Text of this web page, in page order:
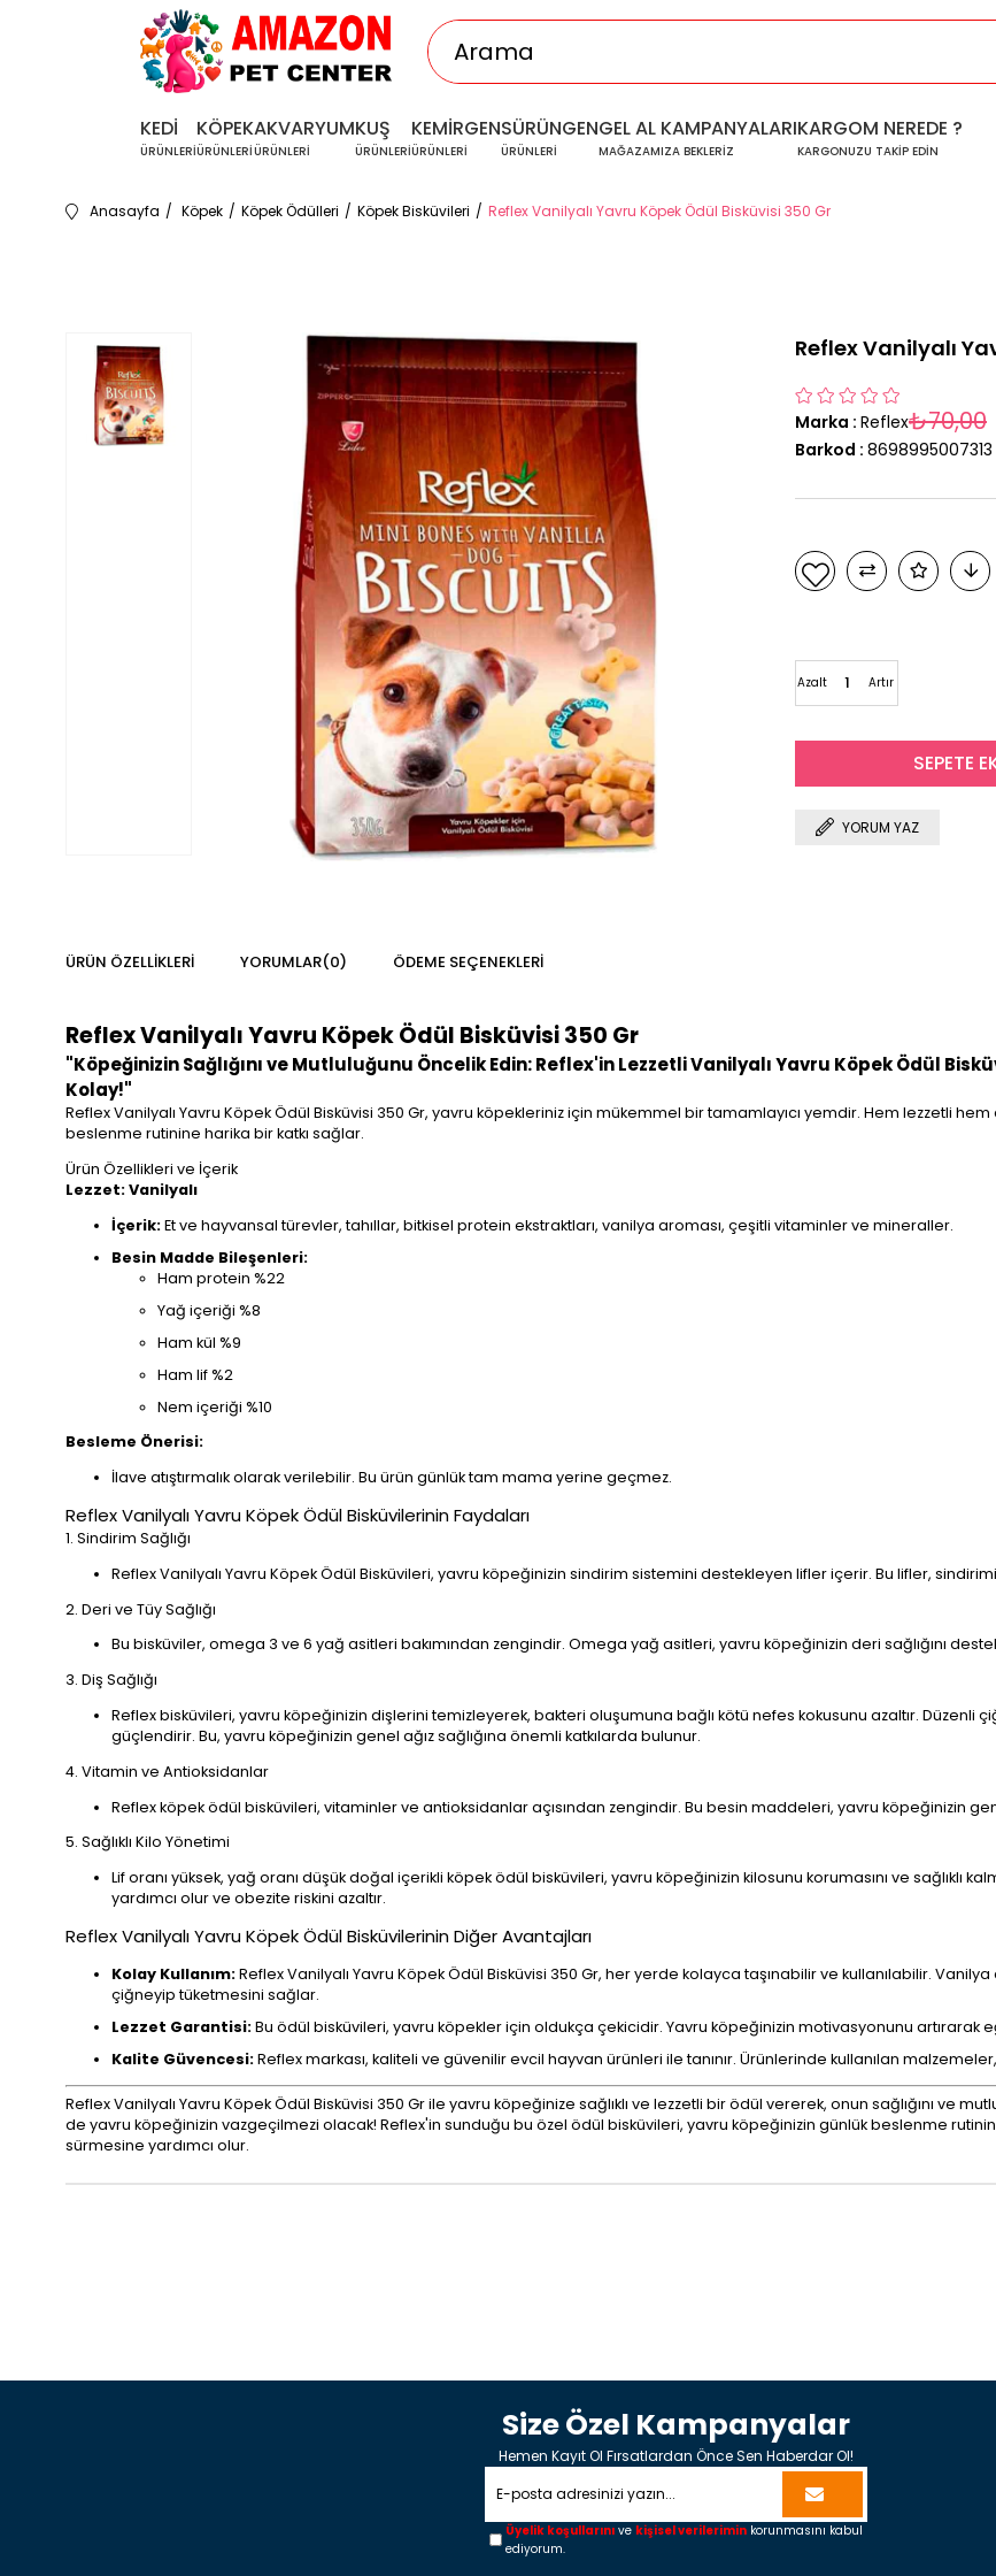
KEDİ
ÜRÜNLERİ
KÖPEK
ÜRÜNLERİ
AKVARYUM
ÜRÜNLERİ
KUŞ
ÜRÜNLERİ
KEMİRGEN
ÜRÜNLERİ
SÜRÜNGEN
ÜRÜNLERİ
GEL AL KAMPANYALARI
MAĞAZAMIZA BEKLERİZ
KARGOM NEREDE ?
KARGONUZU TAKİP EDİN
Anasayfa Köpek Köpek Ödülleri Köpek Bisküvileri Reflex Vanilyalı Yavru Köpek Ödül Bisküvisi 350 Gr
Reflex Vanilyalı
Marka : Reflex₺70,00
Barkod : 8698995007313
Artır
Azalt
YORUM YAZ
ÜRÜN ÖZELLIKLERI YORUMLAR(0) ÖDEME SEÇENEKLERI
Reflex Vanilyalı Yavru Köpek Ödül Bisküvisi 350 Gr
"Köpeğinizin Sağlığını ve Mutluluğunu Öncelik Edin: Reflex'in Lezzetli Vanilyalı Yavru Köpek Ödül
Kolay!"
Reflex Vanilyalı Yavru Köpek Ödül Bisküvisi 350 Gr, yavru köpekleriniz için mükemmel bir tamamlayıcı yemdir. Hem lezzetli
beslenme rutinine harika bir katkı sağlar.
Ürün Özellikleri ve İçerik
Lezzet: Vanilyalı
İçerik:Et ve hayvansal türevler, tahıllar, bitkisel protein ekstraktları, vanilya aroması, çeşitli vitaminler ve mineraller.
Besin Madde Bileşenleri:
Ham protein %22
Yağ içeriği %8
Ham kül %9
Ham lif %2
Nem içeriği %10
Besleme Önerisi:
İlave atıştırmalık olarak verilebilir. Bu ürün günlük tam mama yerine geçmez.
Reflex Vanilyalı Yavru Köpek Ödül Bisküvilerinin Faydaları
1. Sindirim Sağlığı
Reflex Vanilyalı Yavru Köpek Ödül Bisküvileri, yavru köpeğinizin sindirim sistemini destekleyen lifler içerir. Bu lifler, sindirimi
2. Deri ve Tüy Sağlığı
Bu bisküviler, omega 3 ve 6 yağ asitleri bakımından zengindir. Omega yağ asitleri, yavru köpeğinizin deri sağlığını
3. Diş Sağlığı
Reflex bisküvileri, yavru köpeğinizin dişlerini temizleyerek, bakteri oluşumuna bağlı kötü nefes kokusunu azaltır. Düzenli
güçlendirir. Bu, yavru köpeğinizin genel ağız sağlığına önemli katkılarda bulunur.
4. Vitamin ve Antioksidanlar
Reflex köpek ödül bisküvileri, vitaminler ve antioksidanlar açısından zengindir. Bu besin maddeleri, yavru köpeğinizin
5. Sağlıklı Kilo Yönetimi
Lif oranı yüksek, yağ oranı düşük doğal içerikli köpek ödül bisküvileri, yavru köpeğinizin kilosunu korumasını ve sağlıklı
yardımcı olur ve obezite riskini azaltır.
Reflex Vanilyalı Yavru Köpek Ödül Bisküvilerinin Diğer Avantajları
Kolay Kullanım:Reflex Vanilyalı Yavru Köpek Ödül Bisküvisi 350 Gr, her yerde kolayca taşınabilir ve kullanılabilir.
çiğneyip tüketmesini sağlar.
Lezzet Garantisi:Bu ödül bisküvileri, yavru köpekler için oldukça çekicidir. Yavru köpeğinizin motivasyonunu artırarak
Kalite Güvencesi:Reflex markası, kaliteli ve güvenilir evcil hayvan ürünleri ile tanınır. Ürünlerinde kullanılan
Reflex Vanilyalı Yavru Köpek Ödül Bisküvisi 350 Gr ile yavru köpeğinize sağlıklı ve lezzetli bir ödül vererek, onun sağlığını ve
de yavru köpeğinizin vazgeçilmezi olacak! Reflex'in sunduğu bu özel ödül bisküvileri, yavru köpeğinizin günlük beslenme
sürmesine yardımcı olur.
Size Özel Kampanyalar
Hemen Kayıt Ol Fırsatlardan Önce Sen Haberdar Ol!
Üyelik koşullarını ve kişisel verilerimin korunmasını kabul
ediyorum.